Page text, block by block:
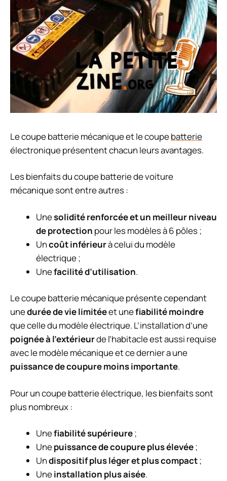
Le coupe batterie mécanique et le coupebatterie
électronique présentent chacun leurs avantages.
Les bienfaits du coupe batterie de voiture
mécanique sont entre autres :
Unesolidité renforcée et un meilleur niveau
de protection pour les modèles à 6 pôles ;
Uncoût inférieurà celui du modèle
électrique ;
Unefacilité d’utilisation.
Le coupe batterie mécanique présente cependant
unedurée de vie limitéeet unefiabilité moindre
que celle du modèle électrique. L’installation d’une
poignée à l’extérieurde l’habitacle est aussi requise
avec le modèle mécanique et ce dernier a une
puissance de coupure moins importante.
Pour un coupe batterie électrique, les bienfaits sont
plus nombreux :
Unefiabilité supérieure;
Unepuissance de coupure plus élevée;
Undispositif plus léger et plus compact;
Uneinstallation plus aisée.